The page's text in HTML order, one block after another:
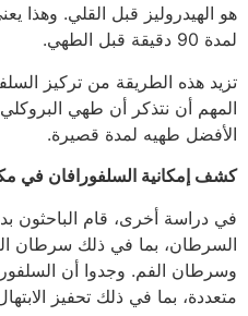
هو الهيدروليز قبل القلي. وهذا
لمدة 90 دقيقة قبل الطهي.
تزيد هذه الطريقة من تركيز
المهم أن نتذكر أن طهي
الأفضل طهيه لمدة قصيرة.
كشف إمكانية السلفورافان في
في دراسة أخرى، قام الباحثون
السرطان، بما في ذلك سرطان
وسرطان الفم. وجدوا أن
متعددة، بما في ذلك تحفيز